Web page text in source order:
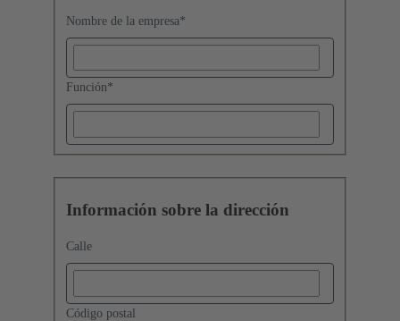
Nombre de la empresa*
Función*
Información sobre la dirección
Calle
Código postal